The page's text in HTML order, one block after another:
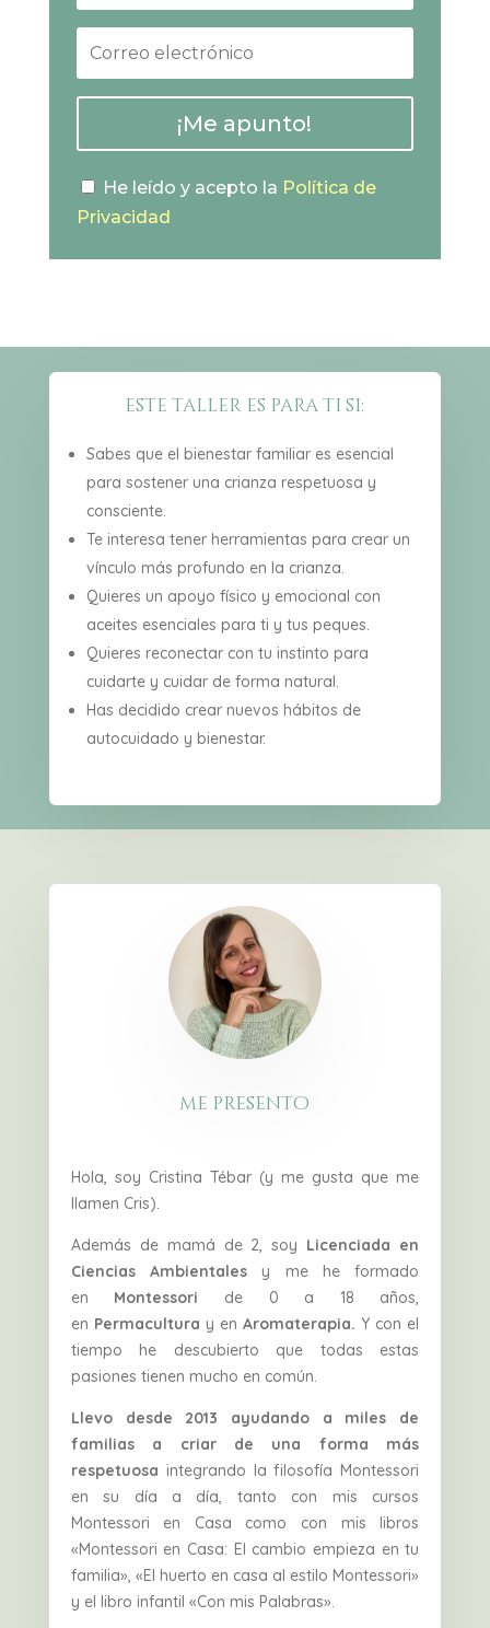
¡Me apunto!
He leído y acepto la Política de
Privacidad
este taller es para ti si:
Sabes que el bienestar familiar es esencial
para sostener una crianza respetuosa y
consciente.
Te interesa tener herramientas para crear un
vínculo más profundo en la crianza.
Quieres un apoyo físico y emocional con
aceites esenciales para ti y tus peques.
Quieres reconectar con tu instinto para
cuidarte y cuidar de forma natural.
Has decidido crear nuevos hábitos de
autocuidado y bienestar.
me presento
Hola, soy Cristina Tébar (y me gusta que me
llamen Cris).
Además de mamá de 2, soy Licenciada en
Ciencias Ambientales
y me he formado
en
Montessori
de 0 a 18 años,
en Permacultura y en Aromaterapia. Y con el
tiempo he descubierto que todas estas
pasiones tienen mucho en común.
Llevo desde 2013 ayudando a miles de
familias a criar de una forma más
respetuosa integrando la filosofía Montessori
en su día a día, tanto con mis cursos
Montessori en Casa como con mis libros
«Montessori en Casa: El cambio empieza en tu
familia», «El huerto en casa al estilo Montessori»
y el libro infantil «Con mis Palabras».